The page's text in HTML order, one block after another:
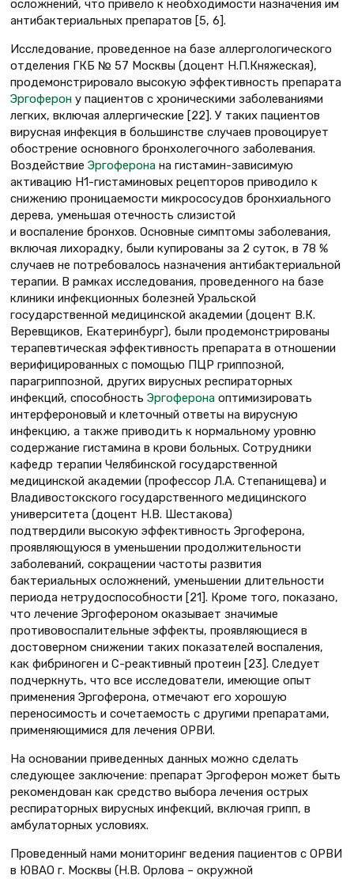
осложнений, что привело к необходимости назначения им
антибактериальных препаратов [5, 6].
Исследование, проведенное на базе аллергологического
отделения ГКБ № 57 Москвы (доцент Н.П.Княжеская),
продемонстрировало высокую эффективность препарата
Эргоферон у пациентов с хроническими заболеваниями
легких, включая аллергические [22]. У таких пациентов
вирусная инфекция в большинстве случаев провоцирует
обострение основного бронхолегочного заболевания.
Воздействие Эргоферона на гистамин-зависимую
активацию H1-гистаминовых рецепторов приводило к
снижению проницаемости микрососудов бронхиального
дерева, уменьшая отечность слизистой
и воспаление бронхов. Основные симптомы заболевания,
включая лихорадку, были купированы за 2 суток, в 78 %
случаев не потребовалось назначения антибактериальной
терапии. В рамках исследования, проведенного на базе
клиники инфекционных болезней Уральской
государственной медицинской академии (доцент В.К.
Веревщиков, Екатеринбург), были продемонстрированы
терапевтическая эффективность препарата в отношении
верифицированных с помощью ПЦР гриппозной,
парагриппозной, других вирусных респираторных
инфекций, способность Эргоферона оптимизировать
интерфероновый и клеточный ответы на вирусную
инфекцию, а также приводить к нормальному уровню
содержание гистамина в крови больных. Сотрудники
кафедр терапии Челябинской государственной
медицинской академии (профессор Л.А. Степанищева) и
Владивостокского государственного медицинского
университета (доцент Н.В. Шестакова)
подтвердили высокую эффективность Эргоферона,
проявляющуюся в уменьшении продолжительности
заболеваний, сокращении частоты развития
бактериальных осложнений, уменьшении длительности
периода нетрудоспособности [21]. Кроме того, показано,
что лечение Эргофероном оказывает значимые
противовоспалительные эффекты, проявляющиеся в
достоверном снижении таких показателей воспаления,
как фибриноген и С-реактивный протеин [23]. Следует
подчеркнуть, что все исследователи, имеющие опыт
применения Эргоферона, отмечают его хорошую
переносимость и сочетаемость с другими препаратами,
применяющимися для лечения ОРВИ.
На основании приведенных данных можно сделать
следующее заключение: препарат Эргоферон может быть
рекомендован как средство выбора лечения острых
респираторных вирусных инфекций, включая грипп, в
амбулаторных условиях.
Проведенный нами мониторинг ведения пациентов с ОРВИ
в ЮВАО г. Москвы (Н.В. Орлова – окружной